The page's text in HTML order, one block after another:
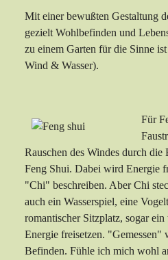
Mit einer bewußten Gestaltung
gezielt Wohlbefinden und
zu einem Garten für die Sinne
Wind & Wasser).
Für
Rauschen des Windes durch die
Feng Shui. Dabei wird Energie
"Chi" beschreiben. Aber Chi
auch ein Wasserspiel, eine
romantischer Sitzplatz, sogar
Energie freisetzen. "Gemessen"
Befinden. Fühle ich mich wohl